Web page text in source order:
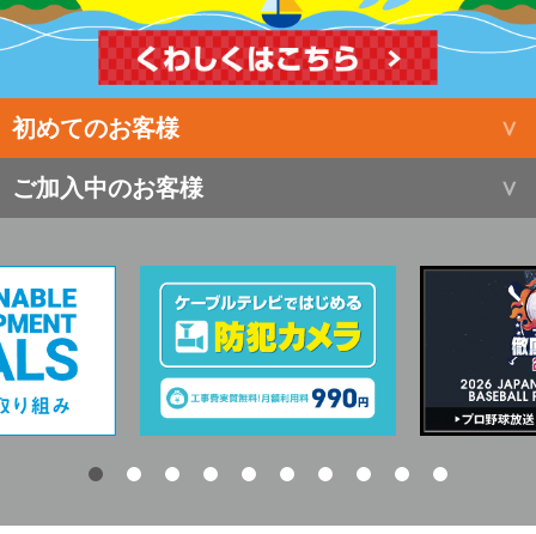
初めてのお客様
ご加入中のお客様